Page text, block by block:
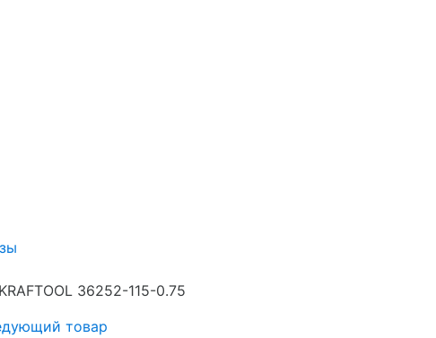
36252-115-0.75
товар